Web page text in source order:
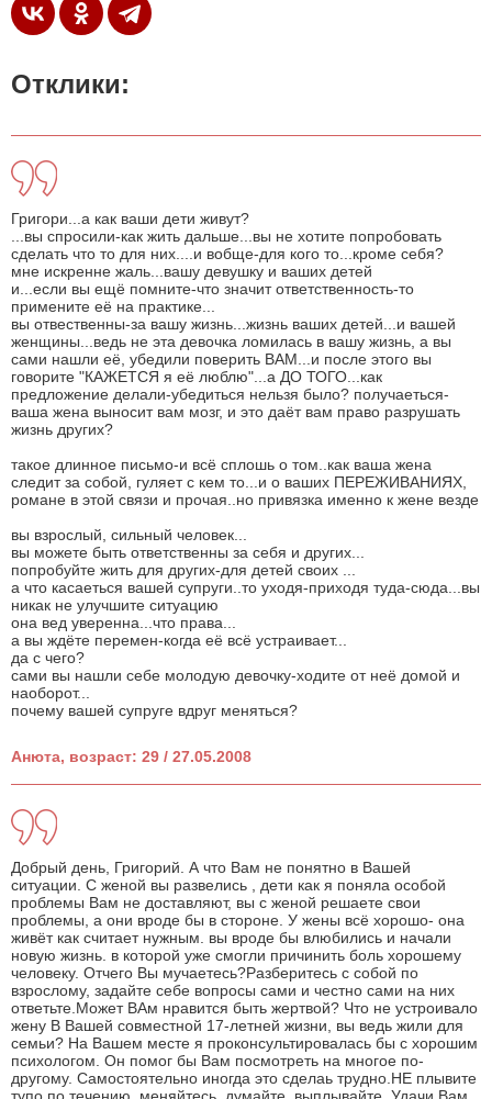
Отклики:
Григори...а как ваши дети живут?
...вы спросили-как жить дальше...вы не хотите попpобовать
сделать что то для них....и вобще-для кого то...кроме себя?
мне искренне жаль...вашу девушку и ваших детей
и...если вы ещё помните-что значит ответственность-то
примените её на практике...
вы отвественны-за вашу жизнь...жизнь ваших детей...и вашей
женщины...ведь не эта девочка ломилась в вашу жизнь, а вы
сами нашли её, убедили поверить ВАМ...и после этого вы
говорите "КАЖЕТСЯ я её люблю"...а ДО ТОГО...как
предложение делали-убедиться нельзя было? получаеться-
ваша жена выносит вам мозг, и это даёт вам право разрушать
жизнь других?
такое длинное письмо-и всё сплошь о том..как ваша жена
следит за собой, гуляет с кем то...и о ваших ПЕРЕЖИВАНИЯХ,
романе в этой связи и прочая..но привязка именно к жене везде
вы взрослый, сильный человек...
вы можете быть ответственны за себя и других...
попробуйте жить для других-для детей своих ...
а что касаеться вашей супруги..то уходя-приходя туда-сюда...вы
никак не улучшите ситуацию
она вед уверенна...что права...
а вы ждёте перемен-когда её всё устраивает...
да с чего?
сами вы нашли себе молодую девочку-ходите от неё домой и
наоборот...
почему вашей супруге вдруг меняться?
Анюта, возраст: 29 / 27.05.2008
Добрый день, Григорий. А что Вам не понятно в Вашей
ситуации. С женой вы развелись , дети как я поняла особой
проблемы Вам не доставляют, вы с женой решаете свои
проблемы, а они вроде бы в стороне. У жены всё хорошо- она
живёт как считает нужным. вы вроде бы влюбились и начали
новую жизнь. в которой уже смогли причинить боль хорошему
человеку. Отчего Вы мучаетесь?Разберитесь с собой по
взрослому, задайте себе вопросы сами и честно сами на них
ответьте.Может ВАм нравится быть жертвой? Что не устроивало
жену В Вашей совместной 17-летней жизни, вы ведь жили для
семьи? На Вашем месте я проконсультировалась бы с хорошим
психологом. Он помог бы Вам посмотреть на многое по-
другому. Самостоятельно иногда это сделаь тpудно.НЕ плывите